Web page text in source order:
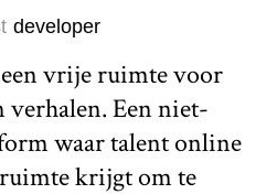
developer
vrije ruimte voor
verhalen. Een niet-
waar talent online
krijgt om te